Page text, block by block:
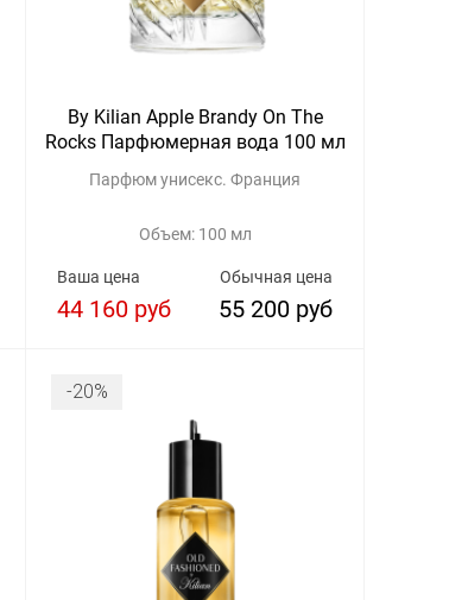
By Kilian Apple Brandy On The
Rocks Парфюмерная вода 100 мл
Парфюм унисекс. Франция
Объем: 100 мл
Обычная цена
55 200 руб
Ваша цена
44 160 руб
-20%